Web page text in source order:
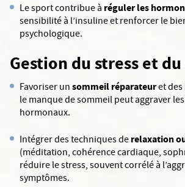
Le sport contribue à réguler les
sensibilité à l’insuline et renforcer le
psychologique.
Gestion du stress et
Favoriser unsommeil réparateuret des
le manque de sommeil peut aggraver
hormonaux.
Intégrer des techniques derelaxation
(méditation, cohérence cardiaque,
réduire le stress, souvent corrélé à
symptômes.